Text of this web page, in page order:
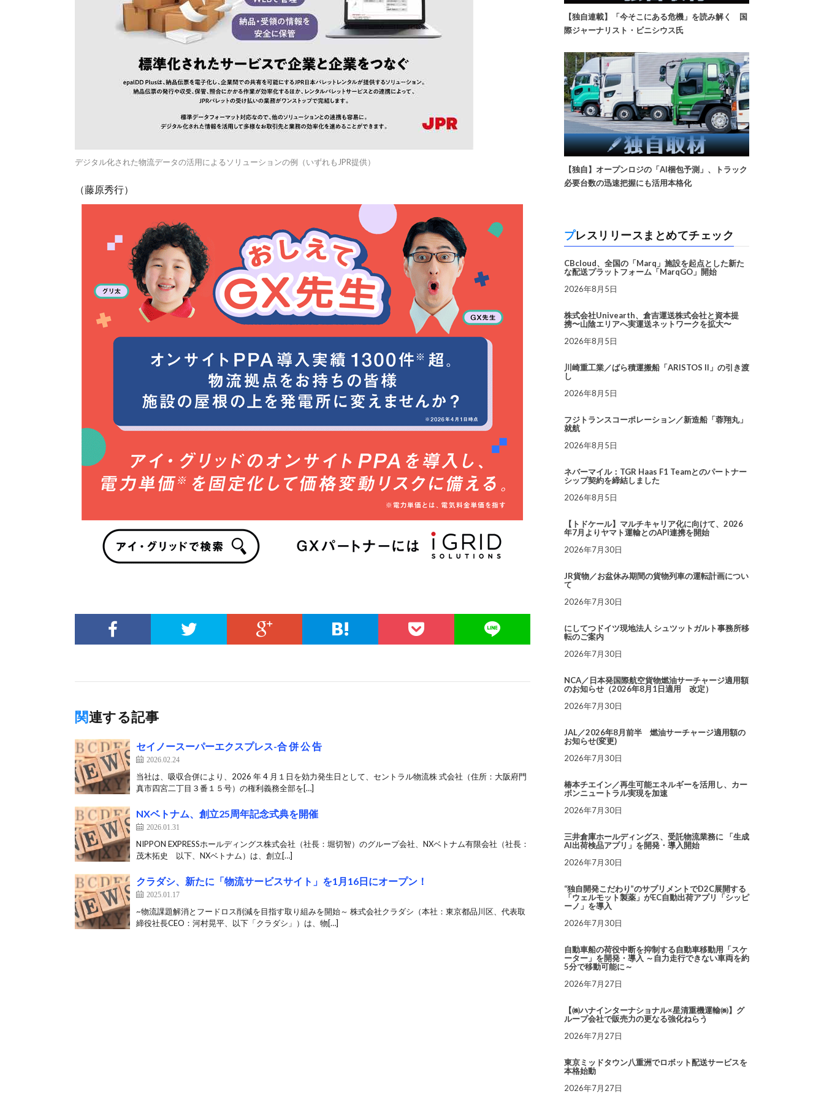
デジタル化された物流データの活用によるソリューションの例（いずれもJPR提供）
（藤原秀行）
関連する記事
セイノースーパーエクスプレス-合 併 公 告
2026.02.24
当社は、吸収合併により、2026 年 4 月１日を効力発生日として、セントラル物流株 式会社（住所：大阪府門
真市四宮二丁目３番１５号）の権利義務全部を[…]
NXベトナム、創立25周年記念式典を開催
2026.01.31
NIPPON EXPRESSホールディングス株式会社（社長：堀切智）のグループ会社、NXベトナム有限会社（社長：
茂木拓史 以下、NXベトナム）は、創立[…]
クラダシ、新たに「物流サービスサイト」を1月16日にオープン！
2025.01.17
~物流課題解消とフードロス削減を目指す取り組みを開始～ 株式会社クラダシ（本社：東京都品川区、代表取
締役社長CEO：河村晃平、以下「クラダシ」）は、物[…]
【独自連載】「今そこにある危機」を読み解く 国
際ジャーナリスト・ビニシウス氏
【独自】オープンロジの「AI梱包予測」、トラック
必要台数の迅速把握にも活用本格化
プレスリリースまとめてチェック
CBcloud、全国の「Marq」施設を起点とした新た
な配送プラットフォーム「MarqGO」開始
2026年8月5日
株式会社Univearth、倉吉運送株式会社と資本提
携〜山陰エリアへ実運送ネットワークを拡大〜
2026年8月5日
川崎重工業／ばら積運搬船「ARISTOS II」の引き渡
し
2026年8月5日
フジトランスコーポレーション／新造船「蓉翔丸」
就航
2026年8月5日
ネバーマイル：TGR Haas F1 Teamとのパートナー
シップ契約を締結しました
2026年8月5日
【トドケール】マルチキャリア化に向けて、2026
年7月よりヤマト運輸とのAPI連携を開始
2026年7月30日
JR貨物／お盆休み期間の貨物列車の運転計画につい
て
2026年7月30日
にしてつドイツ現地法人 シュツットガルト事務所移
転のご案内
2026年7月30日
NCA／日本発国際航空貨物燃油サーチャージ適用額
のお知らせ（2026年8月1日適用 改定）
2026年7月30日
JAL／2026年8月前半 燃油サーチャージ適用額の
お知らせ(変更)
2026年7月30日
椿本チエイン／再生可能エネルギーを活用し、カー
ボンニュートラル実現を加速
2026年7月30日
三井倉庫ホールディングス、受託物流業務に 「生成
AI出荷検品アプリ」を開発・導入開始
2026年7月30日
“独自開発こだわり”のサプリメントでD2C展開する
「ウェルモット製薬」がEC自動出荷アプリ「シッピ
ーノ」を導入
2026年7月30日
自動車船の荷役中断を抑制する自動車移動用「スケ
ーター」を開発・導入 ～自力走行できない車両を約
5分で移動可能に～
2026年7月27日
【㈱ハナインターナショナル×星清重機運輸㈱】グ
ループ会社で販売力の更なる強化ねらう
2026年7月27日
東京ミッドタウン八重洲でロボット配送サービスを
本格始動
2026年7月27日